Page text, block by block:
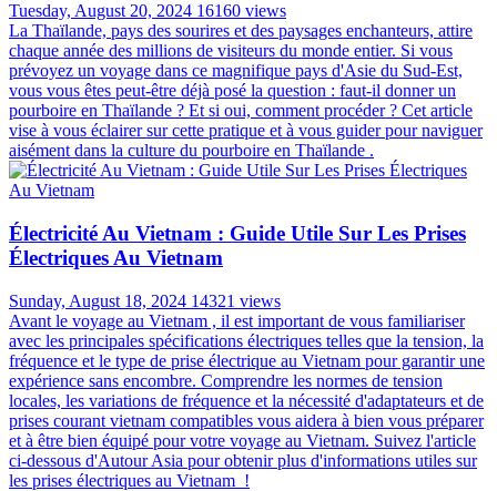
Tuesday, August 20, 2024 16160 views
La Thaïlande, pays des sourires et des paysages enchanteurs, attire
chaque année des millions de visiteurs du monde entier. Si vous
prévoyez un voyage dans ce magnifique pays d'Asie du Sud-Est,
vous vous êtes peut-être déjà posé la question : faut-il donner un
pourboire en Thaïlande ? Et si oui, comment procéder ? Cet article
vise à vous éclairer sur cette pratique et à vous guider pour naviguer
aisément dans la culture du pourboire en Thaïlande .
Électricité Au Vietnam : Guide Utile Sur Les Prises
Électriques Au Vietnam
Sunday, August 18, 2024 14321 views
Avant le voyage au Vietnam , il est important de vous familiariser
avec les principales spécifications électriques telles que la tension, la
fréquence et le type de prise électrique au Vietnam pour garantir une
expérience sans encombre. Comprendre les normes de tension
locales, les variations de fréquence et la nécessité d'adaptateurs et de
prises courant vietnam compatibles vous aidera à bien vous préparer
et à être bien équipé pour votre voyage au Vietnam. Suivez l'article
ci-dessous d'Autour Asia pour obtenir plus d'informations utiles sur
les prises électriques au Vietnam !